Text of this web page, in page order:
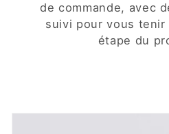
de commande, avec
suivi pour vous tenir
étape du